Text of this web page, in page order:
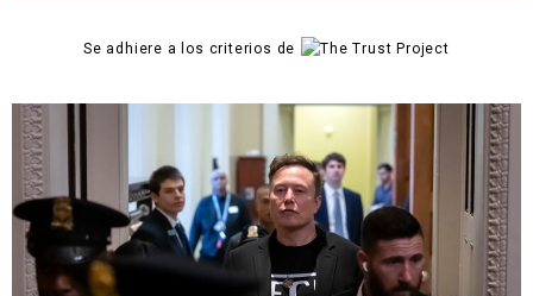
Se adhiere a los criterios de